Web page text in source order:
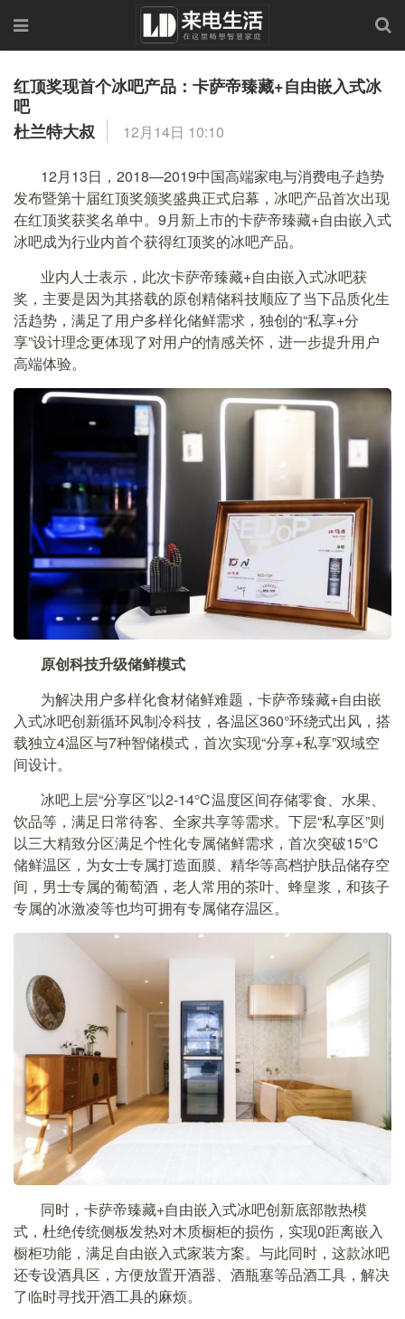
红顶奖现首个冰吧产品：卡萨帝臻藏+自由嵌入式冰
吧
杜兰特大叔
12月14日 10:10
12月13日，2018—2019中国高端家电与消费电子趋势
发布暨第十届红顶奖颁奖盛典正式启幕，冰吧产品首次出现
在红顶奖获奖名单中。9月新上市的卡萨帝臻藏+自由嵌入式
冰吧成为行业内首个获得红顶奖的冰吧产品。
业内人士表示，此次卡萨帝臻藏+自由嵌入式冰吧获
奖，主要是因为其搭载的原创精储科技顺应了当下品质化生
活趋势，满足了用户多样化储鲜需求，独创的“私享+分
享”设计理念更体现了对用户的情感关怀，进一步提升用户
高端体验。
原创科技升级储鲜模式
为解决用户多样化食材储鲜难题，卡萨帝臻藏+自由嵌
入式冰吧创新循环风制冷科技，各温区360°环绕式出风，搭
载独立4温区与7种智储模式，首次实现“分享+私享”双域空
间设计。
冰吧上层“分享区”以2-14℃温度区间存储零食、水果、
饮品等，满足日常待客、全家共享等需求。下层“私享区”则
以三大精致分区满足个性化专属储鲜需求，首次突破15℃
储鲜温区，为女士专属打造面膜、精华等高档护肤品储存空
间，男士专属的葡萄酒，老人常用的茶叶、蜂皇浆，和孩子
专属的冰激凌等也均可拥有专属储存温区。
同时，卡萨帝臻藏+自由嵌入式冰吧创新底部散热模
式，杜绝传统侧板发热对木质橱柜的损伤，实现0距离嵌入
橱柜功能，满足自由嵌入式家装方案。与此同时，这款冰吧
还专设酒具区，方便放置开酒器、酒瓶塞等品酒工具，解决
了临时寻找开酒工具的麻烦。